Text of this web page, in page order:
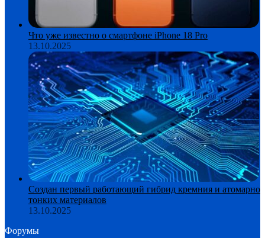
Что уже известно о смартфоне iPhone 18 Pro
13.10.2025
Создан первый работающий гибрид кремния и атомарно
тонких материалов
13.10.2025
Форумы